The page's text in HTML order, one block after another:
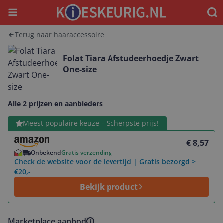
Menu
Terug naar haaraccessoire
Folat Tiara Afstudeerhoedje Zwart
One-size
Alle 2 prijzen en aanbieders
Meest populaire keuze – Scherpste prijs!
€ 8,57
OnbekendGratis verzending
Check de website voor de levertijd | Gratis bezorgd >
€20,-
Bekijk product
Bekijk product